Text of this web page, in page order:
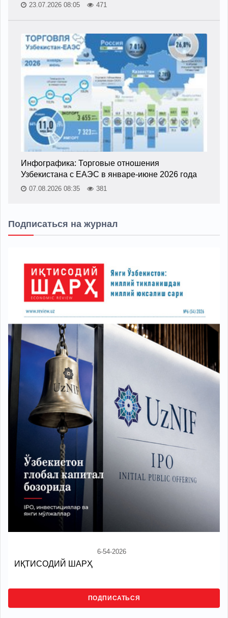
23.07.2026 08:05 471
Инфографика: Торговые отношения
Узбекистана с ЕАЭС в январе-июне 2026 года
07.08.2026 08:35 381
Подписаться на журнал
6-54-2026
ИҚТИСОДИЙ ШАРҲ
ПОДПИСАТЬСЯ